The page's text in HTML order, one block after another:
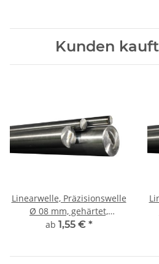
Kunden
Linearwelle, Präzisionswelle
Ø 08 mm, gehärtet,
millimetergenauer Zuschnitt
ab 1,55 € *